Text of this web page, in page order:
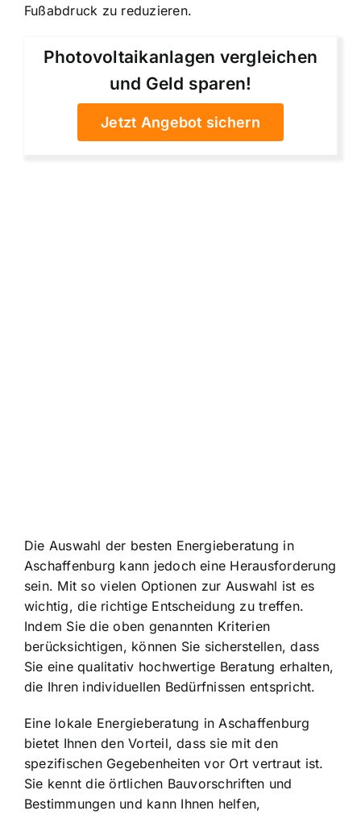
Fußabdruck zu reduzieren.
Photovoltaikanlagen vergleichen
und Geld sparen!
Jetzt Angebot sichern
Die Auswahl der besten Energieberatung in
Aschaffenburg kann jedoch eine Herausforderung
sein. Mit so vielen Optionen zur Auswahl ist es
wichtig, die richtige Entscheidung zu treffen.
Indem Sie die oben genannten Kriterien
berücksichtigen, können Sie sicherstellen, dass
Sie eine qualitativ hochwertige Beratung erhalten,
die Ihren individuellen Bedürfnissen entspricht.
Eine lokale Energieberatung in Aschaffenburg
bietet Ihnen den Vorteil, dass sie mit den
spezifischen Gegebenheiten vor Ort vertraut ist.
Sie kennt die örtlichen Bauvorschriften und
Bestimmungen und kann Ihnen helfen,